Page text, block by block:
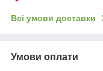
Всі умови доставки
Умови оплати